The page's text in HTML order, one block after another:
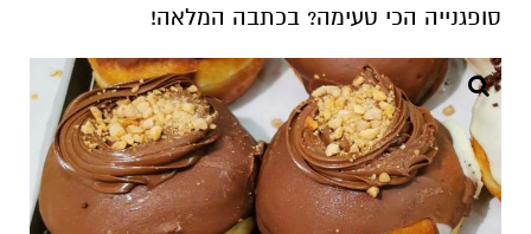
סופגנייה הכי טעימה? בכתבה המלאה!